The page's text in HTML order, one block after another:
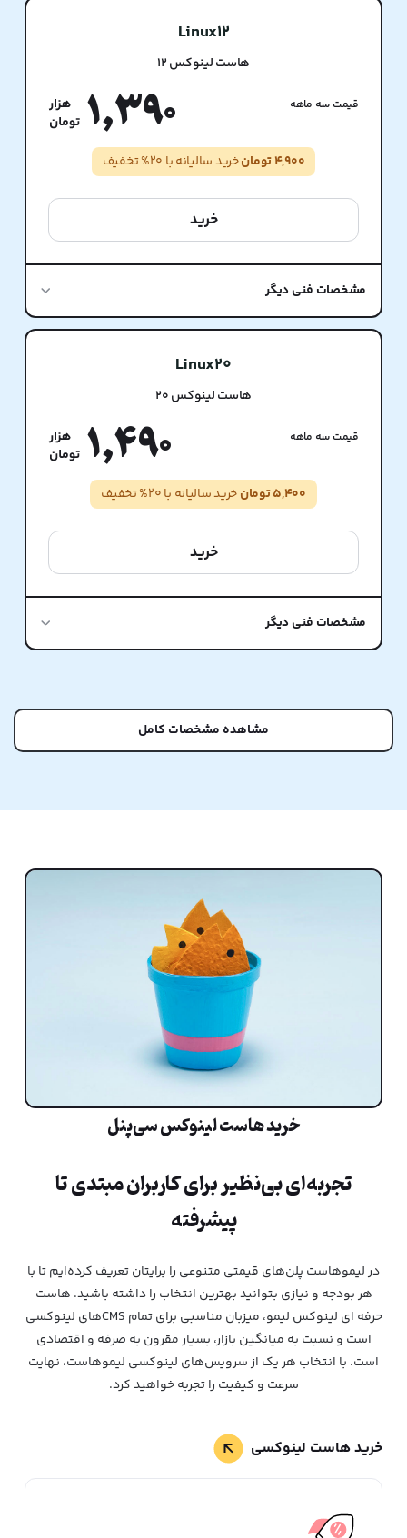
Linux12
هاست لینوکس 12
قیمت سه ماهه 1,390
4,900 تومان خرید سالیانه با 20% تخفیف
خرید
مشخصات فنی دیگر
Linux20
هاست لینوکس 20
قیمت سه ماهه 1,490
5,400 تومان خرید سالیانه با 20% تخفیف
خرید
مشخصات فنی دیگر
مشاهده مشخصات کامل
خرید هاست لینوکس سی‌پنل
تجربه‌ای بی‌نظیر برای کاربران مبتدی تا
پیشرفته
در لیموهاست پلن‌های قیمتی متنوعی را برایتان تعریف کرده‌ایم تا با
هر بودجه و نیازی بتوانید بهترین انتخاب را داشته باشید. هاست
حرفه ای لینوکس لیمو، میزبان مناسبی برای تمام CMS‌های لینوکسی
است و نسبت به میانگین بازار، بسیار مقرون به صرفه و اقتصادی
است. با انتخاب هر یک از سرویس‌های لینوکسی لیمو‌هاست، نهایت
سرعت و کیفیت را تجربه خواهید کرد.
خرید هاست لینوکسی